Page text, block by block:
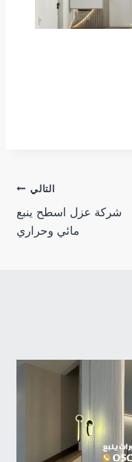
التالي
شركة عزل اسطح ينبع
مائي وحراري